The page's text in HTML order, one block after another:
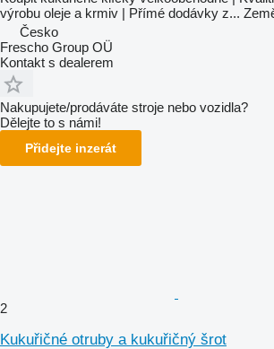
výrobu oleje a krmiv | Přímé dodávky z...
Česko
Frescho Group OÜ
Kontakt s dealerem
Nakupujete/prodáváte stroje nebo vozidla?
Dělejte to s námi!
Přidejte inzerát
2
Kukuřičné otruby a kukuřičný šrot